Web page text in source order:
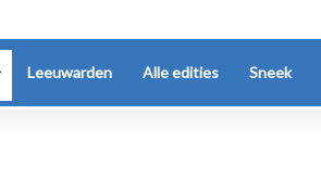
Leeuwarden Alle edities Sneek